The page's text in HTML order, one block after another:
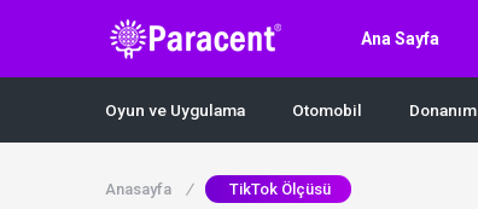
Ana Sayfa
Oyun ve Uygulama Otomobil Donanım
Anasayfa / TikTok Ölçüsü